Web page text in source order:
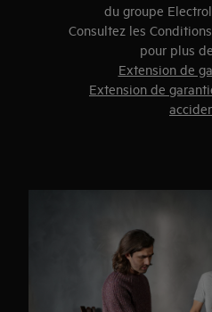
du groupe
Consultez les
pour plus
Extension de
Extension de